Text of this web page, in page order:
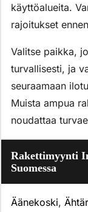
käyttöalueita.
rajoitukset
Valitse paikka,
turvallisesti, ja
seuraamaan
Muista ampua
noudattaa
Rakettimyynti
Suomessa
Äänekoski,